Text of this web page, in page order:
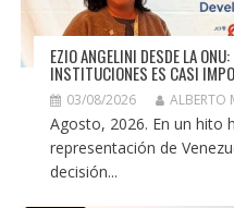
EZIO ANGELINI DESDE LA
INSTITUCIONES ES CASI
03/08/2026 ALBERTO
Agosto, 2026. En un hito
representación de
decisión...